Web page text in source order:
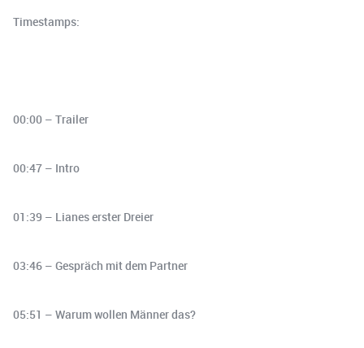
Timestamps:
00:00 – Trailer
00:47 – Intro
01:39 – Lianes erster Dreier
03:46 – Gespräch mit dem Partner
05:51 – Warum wollen Männer das?